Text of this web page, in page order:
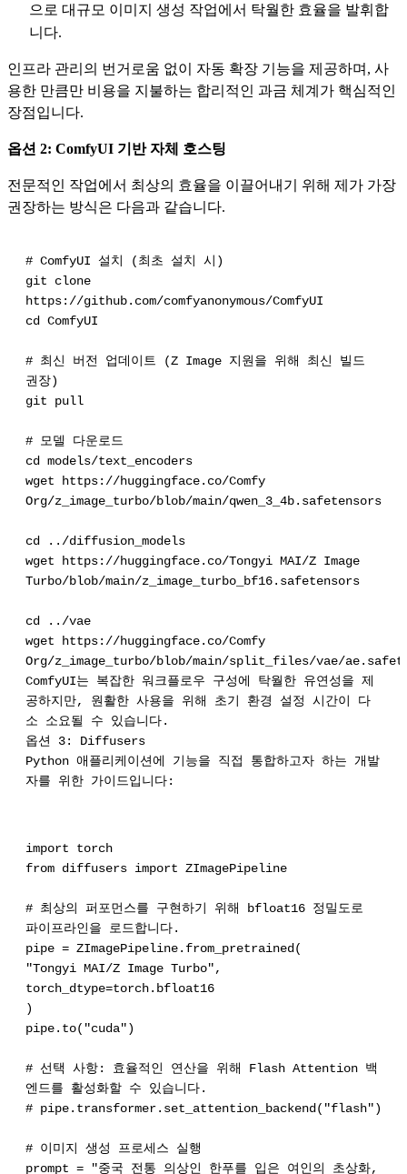
으로 대규모 이미지 생성 작업에서 탁월한 효율을 발휘합
니다.
인프라 관리의 번거로움 없이 자동 확장 기능을 제공하며, 사
용한 만큼만 비용을 지불하는 합리적인 과금 체계가 핵심적인
장점입니다.
옵션 2: ComfyUI 기반 자체 호스팅
전문적인 작업에서 최상의 효율을 이끌어내기 위해 제가 가장
권장하는 방식은 다음과 같습니다.
# ComfyUI 설치 (최초 설치 시)
git clone
https://github.com/comfyanonymous/ComfyUI
cd ComfyUI
# 최신 버전 업데이트 (Z Image 지원을 위해 최신 빌드
권장)
git pull
# 모델 다운로드
cd models/text_encoders
wget https://huggingface.co/Comfy
Org/z_image_turbo/blob/main/qwen_3_4b.safetensors
cd ../diffusion_models
wget https://huggingface.co/Tongyi MAI/Z Image
Turbo/blob/main/z_image_turbo_bf16.safetensors
cd ../vae
wget https://huggingface.co/Comfy
Org/z_image_turbo/blob/main/split_files/vae/
ComfyUI는 복잡한 워크플로우 구성에 탁월한 유연성을 제
공하지만, 원활한 사용을 위해 초기 환경 설정 시간이 다
소 소요될 수 있습니다.
옵션 3: Diffusers
Python 애플리케이션에 기능을 직접 통합하고자 하는 개발
자를 위한 가이드입니다:
import torch
from diffusers import ZImagePipeline
# 최상의 퍼포먼스를 구현하기 위해 bfloat16 정밀도로
파이프라인을 로드합니다.
pipe = ZImagePipeline.from_pretrained(
"Tongyi MAI/Z Image Turbo",
torch_dtype=torch.bfloat16
)
pipe.to("cuda")
# 선택 사항: 효율적인 연산을 위해 Flash Attention 백
엔드를 활성화할 수 있습니다.
# pipe.transformer.set_attention_backend("flash")
# 이미지 생성 프로세스 실행
prompt = "중국 전통 의상인 한푸를 입은 여인의 초상화,